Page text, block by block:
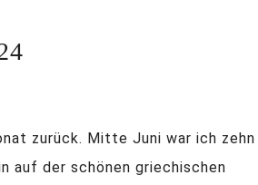
zurück. Mitte Juni war ich zehn
auf der schönen griechischen